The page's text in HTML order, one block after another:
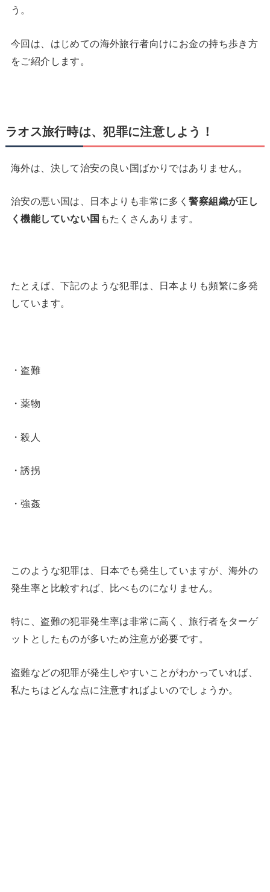
う。
今回は、はじめての海外旅行者向けにお金の持ち歩き方
をご紹介します。
ラオス旅行時は、犯罪に注意しよう！
海外は、決して治安の良い国ばかりではありません。
治安の悪い国は、日本よりも非常に多く警察組織が正し
く機能していない国 もたくさんあります。
たとえば、下記のような犯罪は、日本よりも頻繁に多発
しています。
・盗難
・薬物
・殺人
・誘拐
・強姦
このような犯罪は、日本でも発生していますが、海外の
発生率と比較すれば、比べものになりません。
特に、盗難の犯罪発生率は非常に高く、旅行者をターゲ
ットとしたものが多いため注意が必要です。
盗難などの犯罪が発生しやすいことがわかっていれば、
私たちはどんな点に注意すればよいのでしょうか。